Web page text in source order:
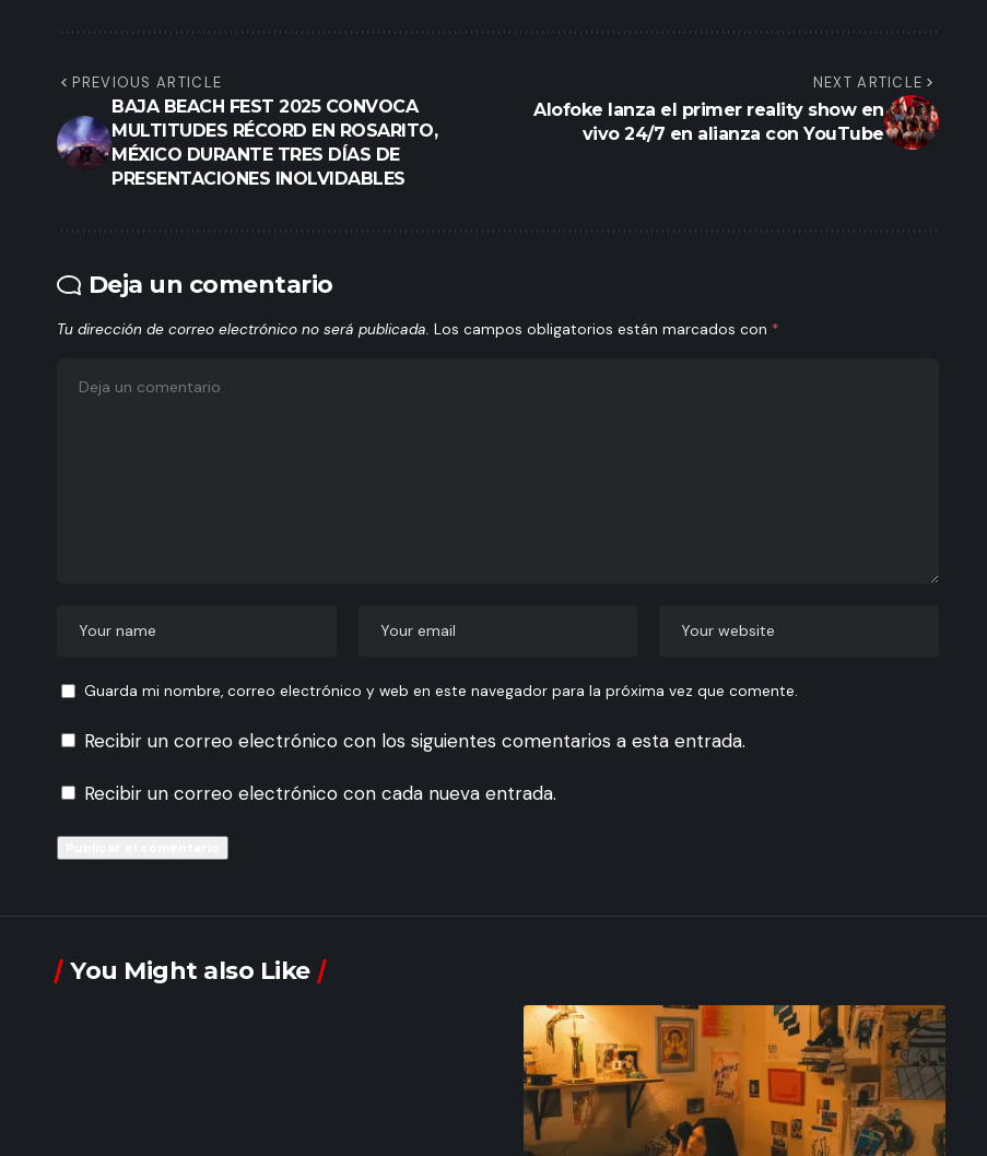
PREVIOUS ARTICLE
BAJA BEACH FEST 2025 CONVOCA
MULTITUDES RÉCORD EN ROSARITO,
MÉXICO DURANTE TRES DÍAS DE
PRESENTACIONES INOLVIDABLES
NEXT ARTICLE
Alofoke lanza el primer reality show en
vivo 24/7 en alianza con YouTube
Deja un comentario
Tu dirección de correo electrónico no será publicada. Los campos obligatorios están marcados con *
Guarda mi nombre, correo electrónico y web en este navegador para la próxima vez que comente.
Recibir un correo electrónico con los siguientes comentarios a esta entrada.
Recibir un correo electrónico con cada nueva entrada.
You Might also Like